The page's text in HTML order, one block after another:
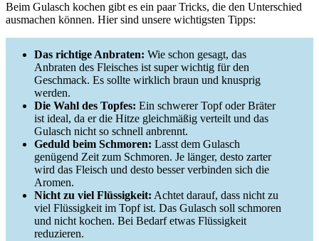
Beim Gulasch kochen gibt es ein paar Tricks, die den Unterschied
ausmachen können. Hier sind unsere wichtigsten Tipps:
Das richtige Anbraten: Wie schon gesagt, das
Anbraten des Fleisches ist super wichtig für den
Geschmack. Es sollte wirklich braun und knusprig
werden.
Die Wahl des Topfes: Ein schwerer Topf oder Bräter
ist ideal, da er die Hitze gleichmäßig verteilt und das
Gulasch nicht so schnell anbrennt.
Geduld beim Schmoren: Lasst dem Gulasch
genügend Zeit zum Schmoren. Je länger, desto zarter
wird das Fleisch und desto besser verbinden sich die
Aromen.
Nicht zu viel Flüssigkeit: Achtet darauf, dass nicht zu
viel Flüssigkeit im Topf ist. Das Gulasch soll schmoren
und nicht kochen. Bei Bedarf etwas Flüssigkeit
reduzieren.